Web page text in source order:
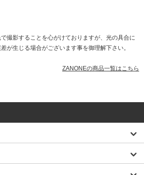
撮影することを心がけておりますが、光の具合に
が生じる場合がございます事を御理解下さい。
ZANONEの商品一覧はこちら